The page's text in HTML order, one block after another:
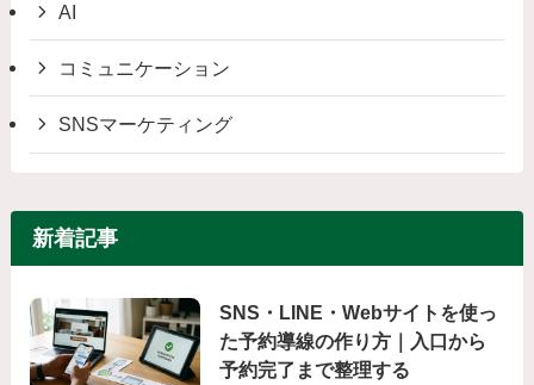
AI
コミュニケーション
SNSマーケティング
新着記事
SNS・LINE・Webサイトを使っ
た予約導線の作り方｜入口から
予約完了まで整理する